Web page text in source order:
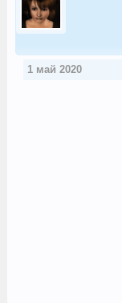
1 май 2020